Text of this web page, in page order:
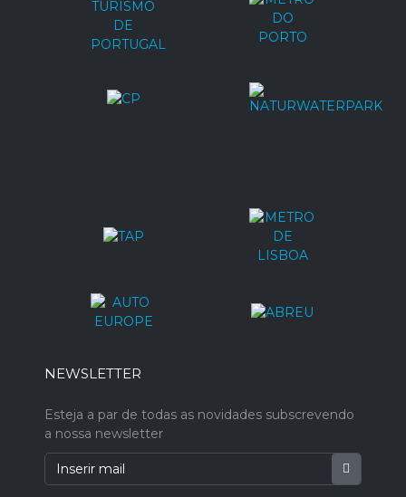
NEWSLETTER
Esteja a par de todas as novidades subscrevendo
a nossa newsletter